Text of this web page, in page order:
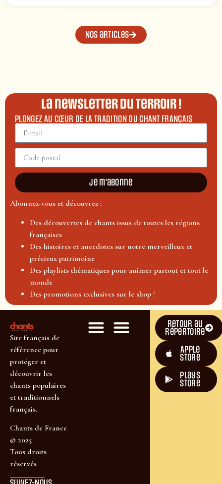
Nos articles
La newsletter du terroir !
PLONGEZ AU CŒUR DE LA TRADITION DU CHANT FRANÇAIS
Je m'abonne
Abonnez-vous et découvrez :
Des découvertes de chants issus de toutes les régions
françaises
Des histoires et anecdotes sur notre merveilleux et
précieux patrimoine
Des playlists thématiques pour animer partout et tout le
monde
Des promotions exclusives sur le shop !
Site français de
référence pour
protéger et
découvrir les
chants populaires
et traditionnels
français.
Chants de France
© 2025
Tous droits
réservés
Retour au
répertoire
Apple
Store
plays
store